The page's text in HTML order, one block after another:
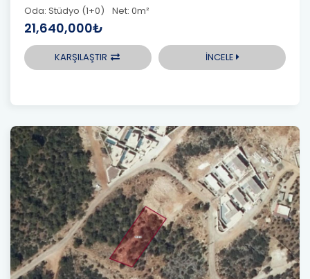
Oda: Stüdyo (1+0) Net: 0m²
21,640,000₺
KARŞILAŞTIR İNCELE